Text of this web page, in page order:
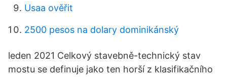
Usaa ověřit
2500 pesos na dolary dominikánský
leden 2021 Celkový stavebně-technický stav
mostu se definuje jako ten horší z klasifikačního